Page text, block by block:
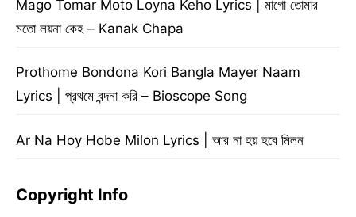
Mago Tomar Moto Loyna Keho Lyrics | মাগো তোমার
মতো লয়না কেহ – Kanak Chapa
Prothome Bondona Kori Bangla Mayer Naam
Lyrics | প্রথমে বন্দনা করি – Bioscope Song
Ar Na Hoy Hobe Milon Lyrics | আর না হয় হবে মিলন
Copyright Info